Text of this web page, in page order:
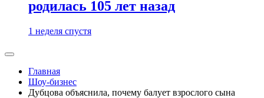
родилась 105 лет назад
1 неделя спустя
Главная
Шоу-бизнес
Дубцова объяснила, почему балует взрослого сына